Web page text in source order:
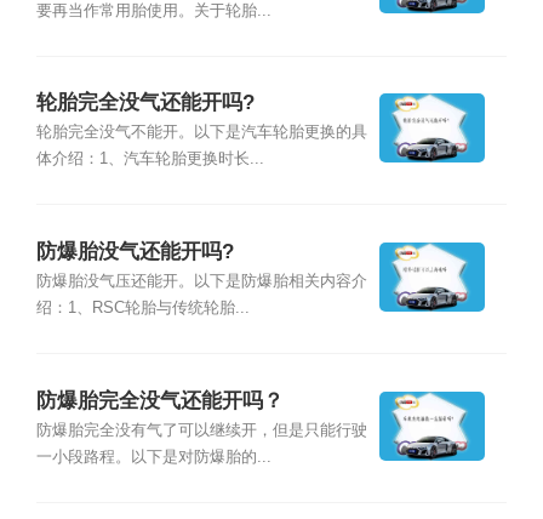
要再当作常用胎使用。关于轮胎...
轮胎完全没气还能开吗?
轮胎完全没气不能开。以下是汽车轮胎更换的具
体介绍：1、汽车轮胎更换时长...
防爆胎没气还能开吗?
防爆胎没气压还能开。以下是防爆胎相关内容介
绍：1、RSC轮胎与传统轮胎...
防爆胎完全没气还能开吗？
防爆胎完全没有气了可以继续开，但是只能行驶
一小段路程。以下是对防爆胎的...